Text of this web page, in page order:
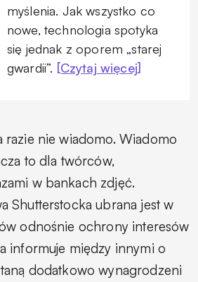
myślenia. Jak wszystko co
nowe, technologia spotyka
się jednak z oporem „starej
gwardii”. [Czytaj więcej]
razie nie wiadomo. Wiadomo
to dla twórców,
w bankach zdjęć.
Shutterstocka ubrana jest w
odnośnie ochrony interesów
informuje między innymi o
dodatkowo wynagrodzeni